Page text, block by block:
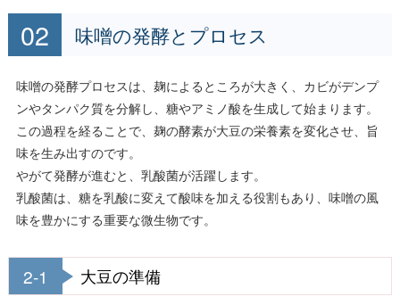
味噌の発酵とプロセス
味噌の発酵プロセスは、麹によるところが大きく、カビがデンプ
ンやタンパク質を分解し、糖やアミノ酸を生成して始まります。
この過程を経ることで、麹の酵素が大豆の栄養素を変化させ、旨
味を生み出すのです。
やがて発酵が進むと、乳酸菌が活躍します。
乳酸菌は、糖を乳酸に変えて酸味を加える役割もあり、味噌の風
味を豊かにする重要な微生物です。
2-1 大豆の準備